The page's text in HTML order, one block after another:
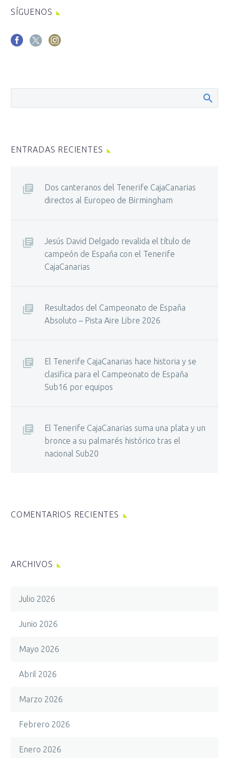
SÍGUENOS
ENTRADAS RECIENTES
Dos canteranos del Tenerife CajaCanarias
directos al Europeo de Birmingham
Jesús David Delgado revalida el título de
campeón de España con el Tenerife
CajaCanarias
Resultados del Campeonato de España
Absoluto – Pista Aire Libre 2026
El Tenerife CajaCanarias hace historia y se
clasifica para el Campeonato de España
Sub16 por equipos
El Tenerife CajaCanarias suma una plata y un
bronce a su palmarés histórico tras el
nacional Sub20
COMENTARIOS RECIENTES
ARCHIVOS
Julio 2026
Junio 2026
Mayo 2026
Abril 2026
Marzo 2026
Febrero 2026
Enero 2026